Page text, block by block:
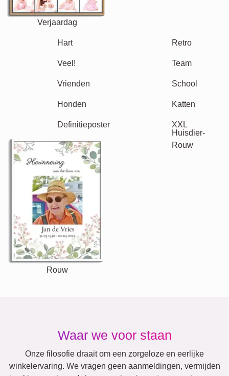
Natuur
Hart